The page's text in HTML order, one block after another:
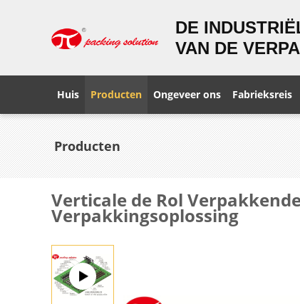
DE
VAN DE
Huis Producten Ongeveer ons Fabrieksreis
Producten
Verticale de Rol
Verpakkingsoplossing